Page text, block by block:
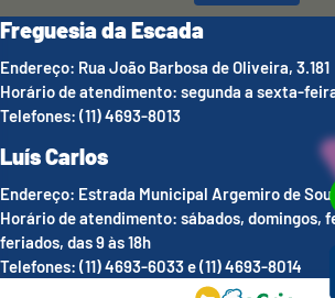
Freguesia da Escada
Endereço: Rua João Barbosa de Oliveira, 3.181
Horário de atendimento: segunda a sexta-
Telefones: (11) 4693-8013
Luís Carlos
Endereço: Estrada Municipal Argemiro de
Horário de atendimento: sábados, domingos,
feriados, das 9 às 18h
Telefones: (11) 4693-6033 e (11) 4693-8014